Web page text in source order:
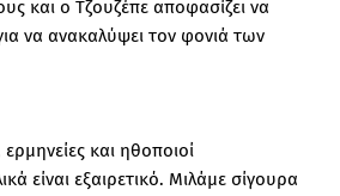
και ο Τζουζέπε αποφασίζει να
να ανακαλύψει τον φονιά των
και ηθοποιοί
είναι εξαιρετικό. Μιλάμε σίγουρα